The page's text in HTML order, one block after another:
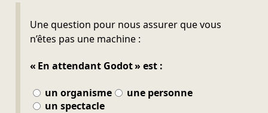
Une question pour nous assurer que vous
n’êtes pas une machine :
« En attendant Godot » est :
un organisme
une personne
un spectacle
Ne pas remplir